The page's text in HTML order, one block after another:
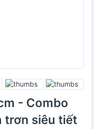
- Combo
trơn siêu tiết